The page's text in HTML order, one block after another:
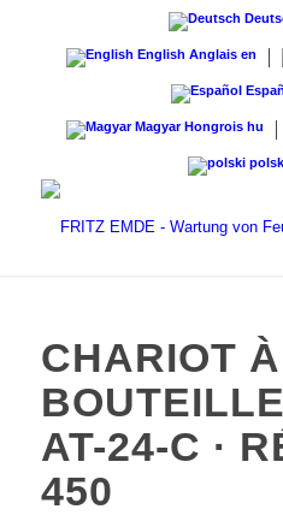
English Anglais en
Magyar Hongrois hu
CHARIOT À
AT-24-C ·
450